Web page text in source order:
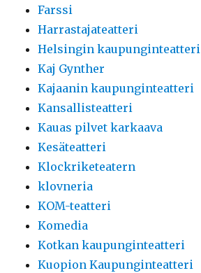
Farssi
Harrastajateatteri
Helsingin kaupunginteatteri
Kaj Gynther
Kajaanin kaupunginteatteri
Kansallisteatteri
Kauas pilvet karkaava
Kesäteatteri
Klockriketeatern
klovneria
KOM-teatteri
Komedia
Kotkan kaupunginteatteri
Kuopion Kaupunginteatteri